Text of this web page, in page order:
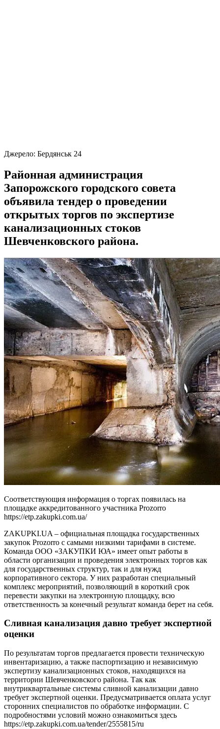
Джерело: Бердянськ 24
Районная администрация
Запорожского городского совета
объявила тендер о проведении
открытых торгов по экспертизе
канализационных стоков
Шевченковского района.
Соответствующия информация о торгах появилась на
площадке аккредитованного участника Prozorro
https://etp.zakupki.com.ua/
ZAKUPKI.UA – официальная площадка государственных
закупок Prozorro с самыми низкими тарифами в системе.
Команда ООО «ЗАКУПКИ ЮА» имеет опыт работы в
области организации и проведения электронных торгов как
для государственных структур, так и для нужд
корпоративного сектора. У них разработан специальный
комплекс мероприятий, позволяющий в короткий срок
перевести закупки на электронную площадку, всю
ответственность за конечный результат команда берет на себя.
Сливная канализация давно требует экспертной
оценки
По результатам торгов предлагается провести техническую
инвентаризацию, а также паспортизацию и независимую
экспертизу канализационных стоков, находящихся на
территории Шевченковского района. Так как
внутриквартальные системы сливной канализации давно
требует экспертной оценки. Предусматривается оплата услуг
сторонних специалистов по обработке информации. С
подробностями условий можно ознакомиться здесь
https://etp.zakupki.com.ua/tender/2555815/ru